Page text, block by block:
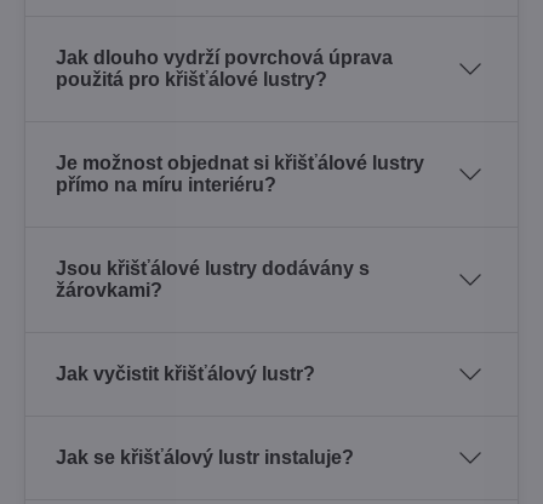
Jak dlouho vydrží povrchová úprava
použitá pro křišťálové lustry?
Je možnost objednat si křišťálové lustry
přímo na míru interiéru?
Jsou křišťálové lustry dodávány s
žárovkami?
Jak vyčistit křišťálový lustr?
Jak se křišťálový lustr instaluje?